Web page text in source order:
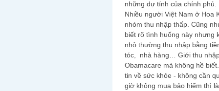
những dự tính của chính phủ.
Nhiều người Việt Nam ở Hoa
nhóm thu nhập thấp. Cũng
biết rõ tình huống này nhưng
nhỏ thường thu nhập bằng
tóc, nhà hàng… Giới thu
Obamacare mà không hề
tin về sức khỏe - không cần
giờ không mua bảo hiểm thì